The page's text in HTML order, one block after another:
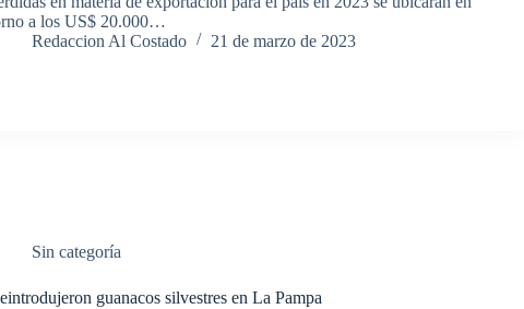
a los US$ 20.000…
Redaccion Al Costado
21 de marzo de 2023
Sin categoría
guanacos silvestres en La Pampa